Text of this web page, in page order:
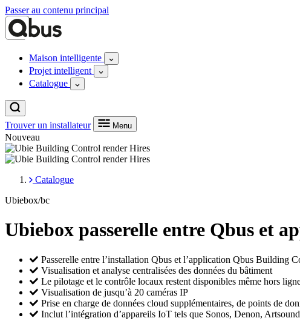
Passer au contenu principal
Maison intelligente
Projet intelligent
Catalogue
Trouver un installateur Menu
Nouveau
Catalogue
Ubiebox/bc
Ubiebox passerelle entre Qbus et
Passerelle entre l’installation Qbus et l’application Qbus Building
Visualisation et analyse centralisées des données du bâtiment
Le pilotage et le contrôle locaux restent disponibles même hors
Visualisation de jusqu’à 20 caméras IP
Prise en charge de données cloud supplémentaires, de points de
Inclut l’intégration d’appareils IoT tels que Sonos, Denon,